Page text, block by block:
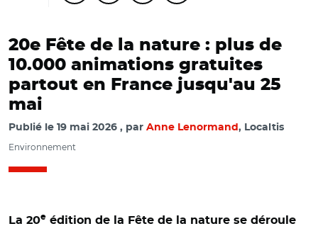
20e Fête de la nature : plus de
10.000 animations gratuites
partout en France jusqu'au 25
mai
Publié le 19 mai 2026 par Anne Lenormand , Localtis
Environnement
La 20e édition de la Fête de la nature se déroule